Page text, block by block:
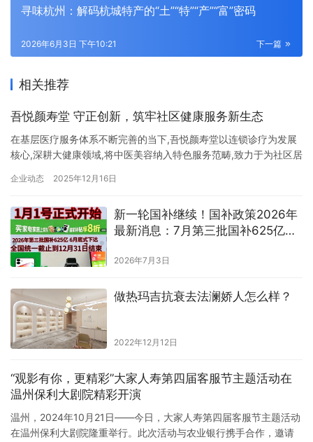
寻味杭州：解码杭城特产的“土”“特”“产”“富”密码
下一篇
2026年6月3日 下午10:21
相关推荐
吾悦颜寿堂 守正创新，筑牢社区健康服务新生态
在基层医疗服务体系不断完善的当下,吾悦颜寿堂以连锁诊疗为发展
核心,深耕大健康领域,将中医美容纳入特色服务范畴,致力于为社区居
捷性的社区健康服务新模式。 专业筑基 打造诊疗团队 吾悦颜寿堂的
子领衔,汇聚一批深耕中西医领域的专业人才,始终坚守中…
企业动态 2025年12月16日
新一轮国补继续！国补政策2026年
最新消息：7月第三批国补625亿已
国补领取方法一览！
2026年7月3日
做热玛吉抗衰去法澜娇人怎么样？
2022年12月12日
“观影有你，更精彩”大家人寿第四届客服节主题活动在
温州保利大剧院精彩开演
温州，2024年10月21日——今日，大家人寿第四届客服节主题活动
在温州保利大剧院隆重举行。此次活动与农业银行携手合作，邀请